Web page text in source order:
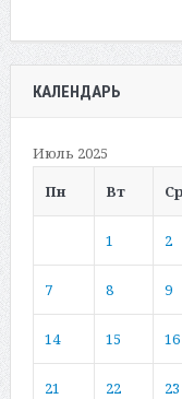
КАЛЕНДАРЬ
Июль 2025
Пн
Вт Ср
1 2
7 8 9
14 15 16
21 22 23